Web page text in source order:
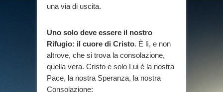
una via di uscita.
Uno solo deve essere il nostro
Rifugio: il cuore di Cristo. È lì, e non
altrove, che si trova la consolazione,
quella vera. Cristo e solo Lui è la nostra
Pace, la nostra Speranza, la nostra
Consolazione: